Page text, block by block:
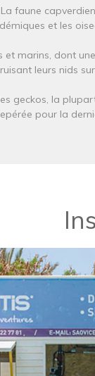
faune
et les
et marins, dont
leurs nids
geckos, la
pour la